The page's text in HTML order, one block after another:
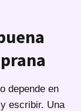
depende en
escribir. Una